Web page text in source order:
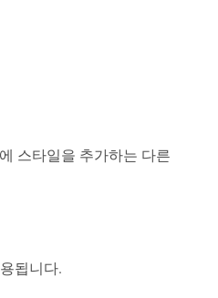
스타일을 추가하는 다른
됩니다.